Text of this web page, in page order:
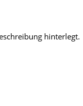
hinterlegt.